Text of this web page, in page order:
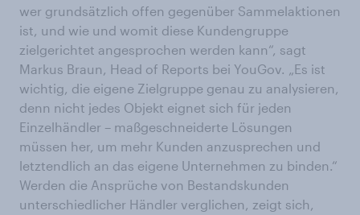
wer grundsätzlich offen gegenüber Sammelaktionen
ist, und wie und womit diese Kundengruppe
zielgerichtet angesprochen werden kann“, sagt
Markus Braun, Head of Reports bei YouGov. „Es ist
wichtig, die eigene Zielgruppe genau zu analysieren,
denn nicht jedes Objekt eignet sich für jeden
Einzelhändler – maßgeschneiderte Lösungen
müssen her, um mehr Kunden anzusprechen und
letztendlich an das eigene Unternehmen zu binden.“
Werden die Ansprüche von Bestandskunden
unterschiedlicher Händler verglichen, zeigt sich,